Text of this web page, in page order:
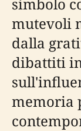
mutevoli
dalla
dibattiti
memoria